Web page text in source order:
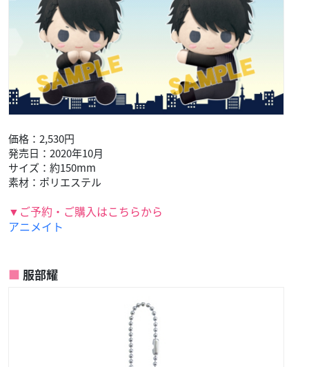
価格：2,530円
発売日：2020年10月
サイズ：約150mm
素材：ポリエステル
▼ご予約・ご購入はこちらから
アニメイト
服部耀